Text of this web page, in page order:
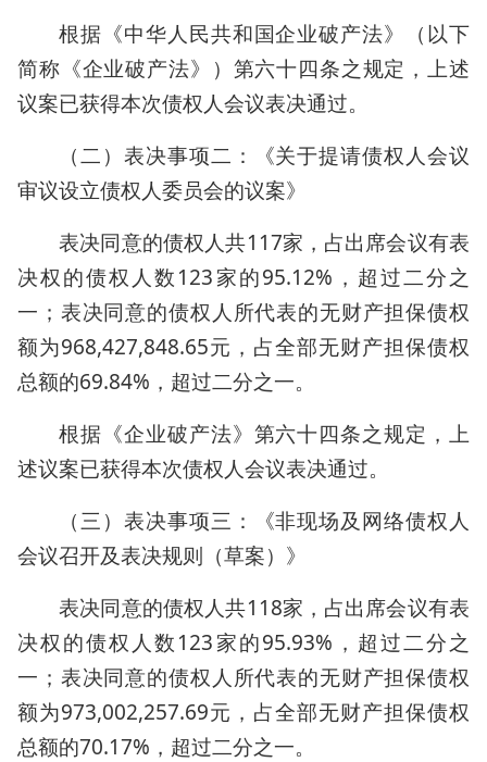
根据《中华人民共和国企业破产法》（以下
简称《企业破产法》）第六十四条之规定，上述
议案已获得本次债权人会议表决通过。
（二）表决事项二：《关于提请债权人会议
审议设立债权人委员会的议案》
表决同意的债权人共117家，占出席会议有表
决权的债权人数123家的95.12%，超过二分之
一；表决同意的债权人所代表的无财产担保债权
额为968,427,848.65元，占全部无财产担保债权
总额的69.84%，超过二分之一。
根据《企业破产法》第六十四条之规定，上
述议案已获得本次债权人会议表决通过。
（三）表决事项三：《非现场及网络债权人
会议召开及表决规则（草案）》
表决同意的债权人共118家，占出席会议有表
决权的债权人数123家的95.93%，超过二分之
一；表决同意的债权人所代表的无财产担保债权
额为973,002,257.69元，占全部无财产担保债权
总额的70.17%，超过二分之一。